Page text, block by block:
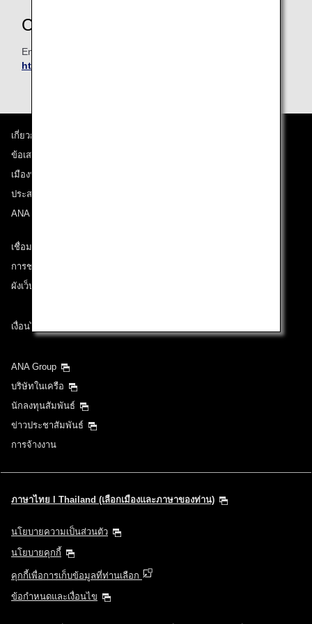
Contact Information
Email:
https://ocsfamilylinkservice.ocs.co.jp/
เกี่ยวกับ ANA
ข้อเสนอและประกาศ
เมืองที่เราเดินทางไป
ประสบการณ์ ANA
ANA Mileage Club
เชื่อมต่อกับ ANA
การช่วยเหลือด้านเทคนิค (ความสามารถในการเข้าถึง)
ผังเว็บไซต์
เงื่อนไขการขนส่ง
ANA Group
บริษัทในเครือ
นักลงทุนสัมพันธ์
ข่าวประชาสัมพันธ์
การจ้างงาน
ภาษาไทย l Thailand (เลือกเมืองและภาษาของท่าน)
นโยบายความเป็นส่วนตัว
นโยบายคุกกี้
คุกกี้เพื่อการเก็บข้อมูลที่ท่านเลือก
ข้อกำหนดและเงื่อนไข